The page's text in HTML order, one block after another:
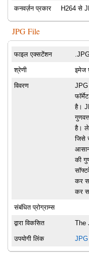
कनवर्ज़न प्रकार H264 से
JPG File
फाइल एक्सटेंशन
श्रेणी इमेज
विवरण
JPG
है।
है।
जिसे
की
कर
कर
संबंधित प्रोग्राम्स
द्वारा विकसित The
उपयोगी लिंक JPG